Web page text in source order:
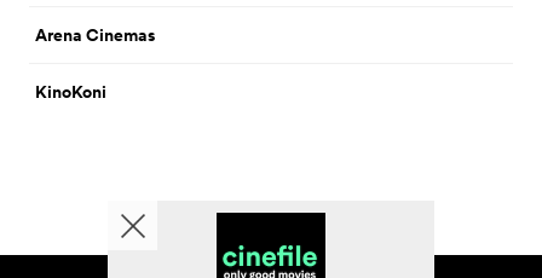
Arena Cinemas
KinoKoni